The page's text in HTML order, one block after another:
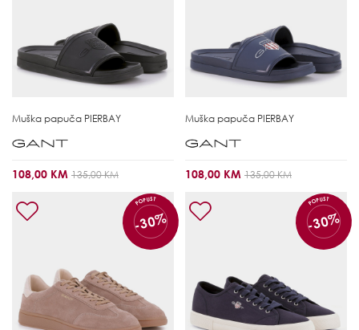
Muška papuča PIERBAY
108,00 KM 135,00 KM
Muška papuča PIERBAY
108,00 KM 135,00 KM
POPUST
-30%
POPUST
-30%